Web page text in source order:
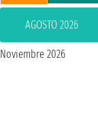
AGOSTO 2026
Noviembre 2026